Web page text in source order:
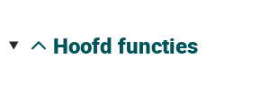
hoofd functies